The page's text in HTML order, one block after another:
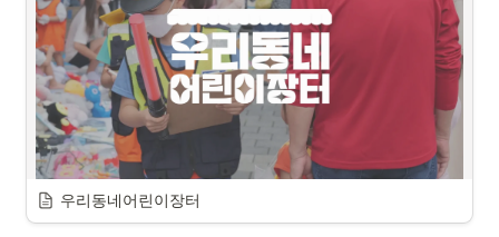
사업소개
우리동네어린이장터